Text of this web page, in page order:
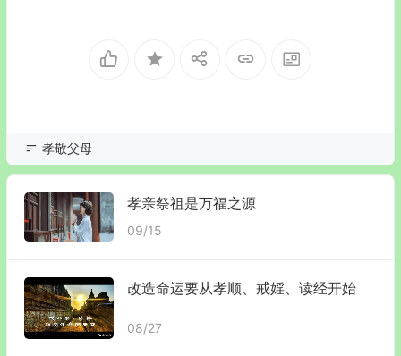
孝敬父母
孝亲祭祖是万福之源
09/15
改造命运要从孝顺、戒婬、读经开始
08/27